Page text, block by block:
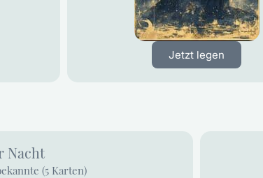
Jetzt legen
Nacht
(5 Karten)